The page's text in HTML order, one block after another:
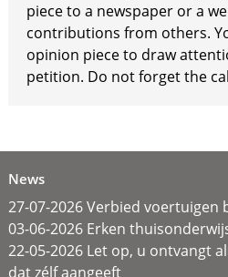
piece to a newspaper or a
contributions from others.
opinion piece to draw
petition. Do not forget the
News
27-07-2026 Verbied voertuigen
03-06-2026 Erken
22-05-2026 Let op, u ontvangt
dat zélf aangeeft